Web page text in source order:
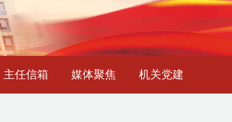
主任信箱 媒体聚焦 机关党建